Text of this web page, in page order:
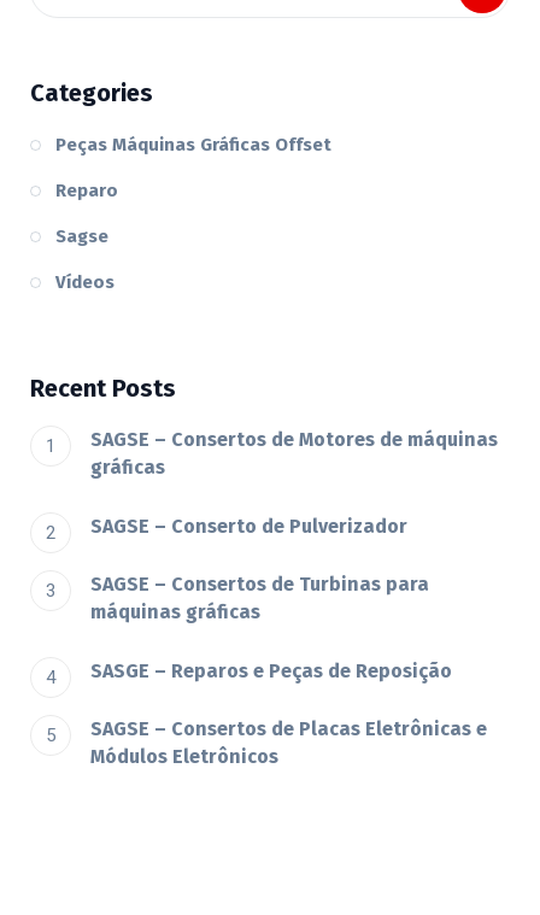
Categories
Peças Máquinas Gráficas Offset
Reparo
Sagse
Vídeos
Recent Posts
SAGSE – Consertos de Motores de máquinas
gráficas
SAGSE – Conserto de Pulverizador
SAGSE – Consertos de Turbinas para
máquinas gráficas
SASGE – Reparos e Peças de Reposição
SAGSE – Consertos de Placas Eletrônicas e
Módulos Eletrônicos